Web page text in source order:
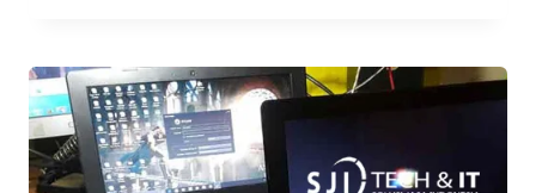
TERDEKAT
RUMAH
DAN
KANTOR